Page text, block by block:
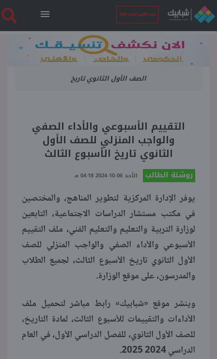
نتيجة الثانوية العامة 2026
الرئيسية
نتيجة الثانوية العامة 2026
فنجان قهوة
بوابة الطلبة
ملفات
منوعات
الصف الأول الثانوي تاريخ
التقييم الأسبوعي والأداء الصفي
والواجب المنزلي للصف الأول
الثانوي تاريخ الأسبوع الثالث
روشتة الطالب الأحد 06-10-2024 04:18 مـ
يوفر الإدارة المركزية لتطوير المناهج، والمختصين
في مكتب مستشار الدراسات الاجتماعية، التابعين
لوزارة التربية والتعليم والتعليم الفني، ملف التقييم
الأسبوعي والأداء الصفي والواجب المنزلي للصف
الأول الثانوي تاريخ الأسبوع الثالث، لجميع الطلاب
والمدرسون، على موقع الوزارة.
وينشر موقع «شبابيك» رابط مباشر لتحميل ملف
الأداءات والتقييمات للأسبوع الثالث، لمادة التاريخ،
للصف الأول الثانوي، للفصل الدراسي الأول، في العام
الدراسي 2024 2025.